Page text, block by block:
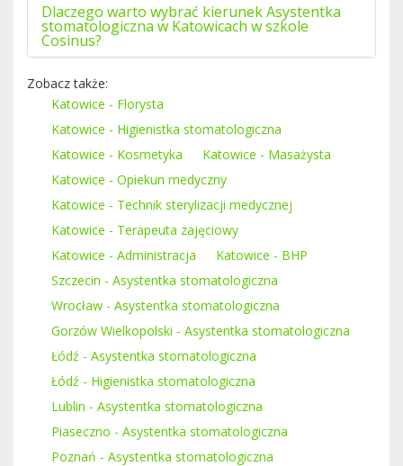
Dlaczego warto wybrać kierunek Asystentka
stomatologiczna w Katowicach w szkole
Cosinus?
Zobacz także:
Katowice - Florysta
Katowice - Higienistka stomatologiczna
Katowice - Kosmetyka
Katowice - Masażysta
Katowice - Opiekun medyczny
Katowice - Technik sterylizacji medycznej
Katowice - Terapeuta zajęciowy
Katowice - Administracja
Katowice - BHP
Szczecin - Asystentka stomatologiczna
Wrocław - Asystentka stomatologiczna
Gorzów Wielkopolski - Asystentka stomatologiczna
Łódź - Asystentka stomatologiczna
Łódź - Higienistka stomatologiczna
Lublin - Asystentka stomatologiczna
Piaseczno - Asystentka stomatologiczna
Poznań - Asystentka stomatologiczna